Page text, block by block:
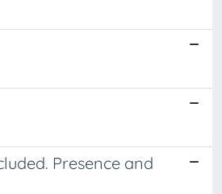
Presence and